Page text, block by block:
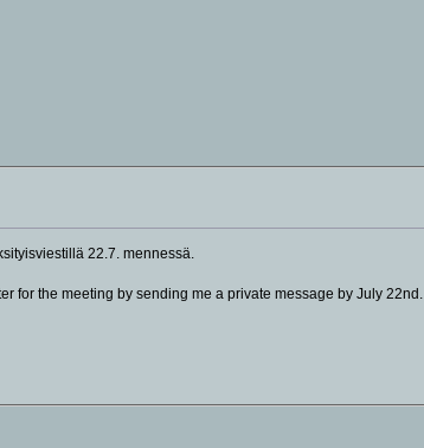
22.7. mennessä.
for the meeting by sending me a private message by July 22nd.